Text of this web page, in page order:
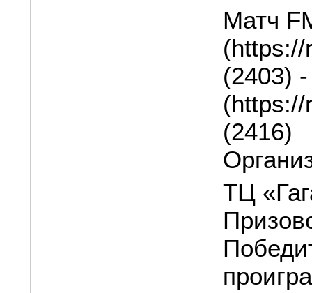
Матч
(https://
(2403)
(https://
(2416)
ТЦ